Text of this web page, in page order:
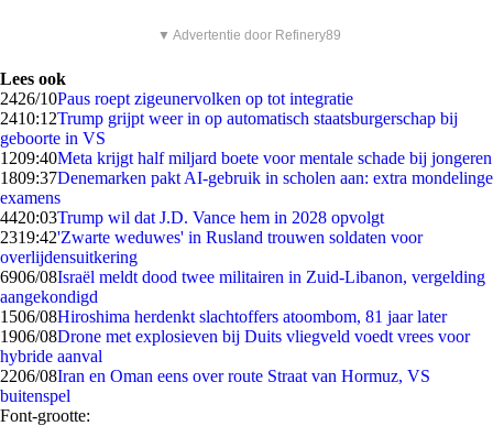
▼ Advertentie door Refinery89
Lees ook
2426/10Paus roept zigeunervolken op tot integratie
2410:12Trump grijpt weer in op automatisch staatsburgerschap bij
geboorte in VS
1209:40Meta krijgt half miljard boete voor mentale schade bij jongeren
1809:37Denemarken pakt AI-gebruik in scholen aan: extra mondelinge
examens
4420:03Trump wil dat J.D. Vance hem in 2028 opvolgt
2319:42'Zwarte weduwes' in Rusland trouwen soldaten voor
overlijdensuitkering
6906/08Israël meldt dood twee militairen in Zuid-Libanon, vergelding
aangekondigd
1506/08Hiroshima herdenkt slachtoffers atoombom, 81 jaar later
1906/08Drone met explosieven bij Duits vliegveld voedt vrees voor
hybride aanval
2206/08Iran en Oman eens over route Straat van Hormuz, VS
buitenspel
Font-grootte: